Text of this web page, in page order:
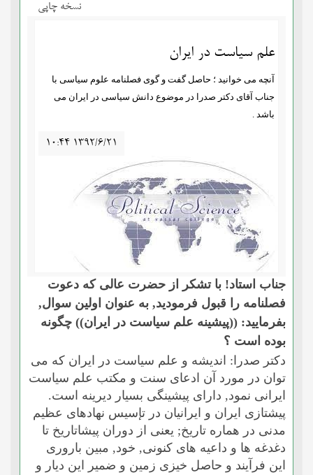
نسخه چاپی
علم سیاست در ایران
آنچه می خوانید ؛ حاصل گفت و گوى فصلنامه علوم سیاسى با
جناب آقاى دکتر صدرا در موضوع دانش سیاسى در ایران مى
باشد .
۱۰:۴۴ ۱۳۹۲/۶/۲۱
جناب استاد! با تشکر از حضرت عالى که دعوت
فصلنامه را قبول فرمودید, به عنوان اولین سوال,
بفرمایید: ((پیشینه علم سیاست در ایران)) چگونه
بوده است ؟
دکتر صدرا: اندیشه و علم سیاست در ایران که مى
توان در مورد آن ادعاى سنت و مکتب علم سیاست
ایرانى نمود, داراى پیشینگى بسیار دیرینه است.
پیشتازى ایران و ایرانیان در تإسیس نهادهاى عظیم
مدنى در هماره تاریخ; یعنى از دوران پیشاتاریخ تا
دغدغه ها و داعیه هاى کنونى, خود, مبین بارورى
این فرآیند و حاصل خیزى زمین و ضمیر این دیار و